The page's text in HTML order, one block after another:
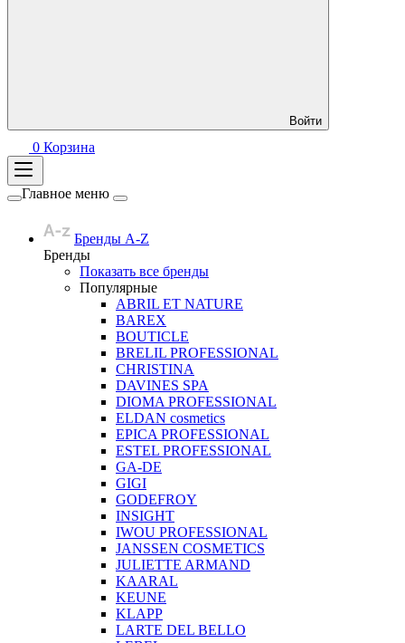
Войти
0 Корзина
Главное меню
Бренды A-Z
Бренды
Показать все бренды
Популярные
ABRIL ET NATURE
BAREX
BOUTICLE
BRELIL PROFESSIONAL
CHRISTINA
DAVINES SPA
DIOMA PROFESSIONAL
ELDAN cosmetics
EPICA PROFESSIONAL
ESTEL PROFESSIONAL
GA-DE
GIGI
GODEFROY
INSIGHT
IWOU PROFESSIONAL
JANSSEN COSMETICS
JULIETTE ARMAND
KAARAL
KEUNE
KLAPP
LARTE DEL BELLO